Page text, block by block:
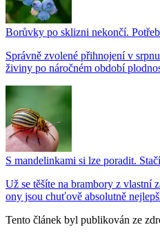
Borůvky po sklizni nekončí.
Správně zvolené přihnojení v
živiny po náročném období
S mandelinkami si lze poradit.
Už se těšíte na brambory z vlastní
ony jsou chuťově absolutně
Tento článek byl publikován ze